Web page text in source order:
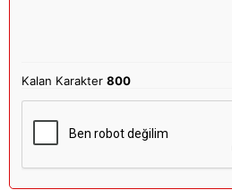
Kalan Karakter800